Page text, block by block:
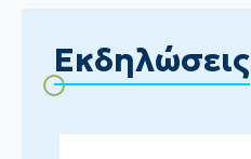
Εκδηλώσεις